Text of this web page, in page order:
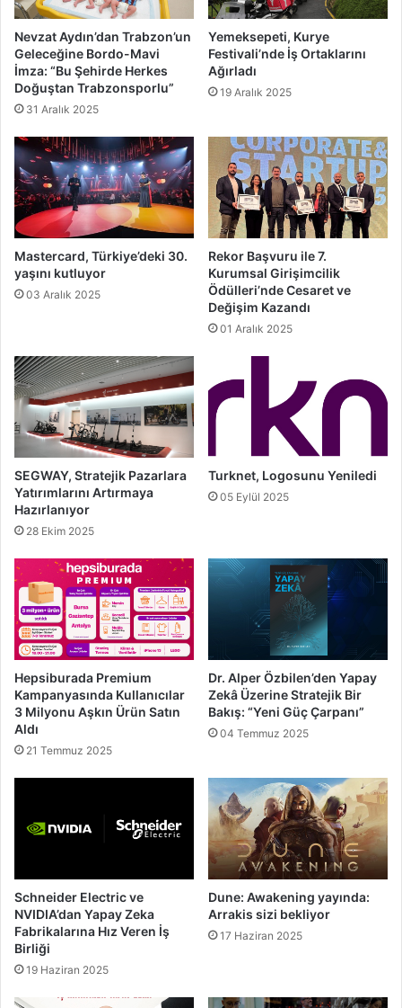
Nevzat Aydın’dan Trabzon’un
Geleceğine Bordo-Mavi
İmza: “Bu Şehirde Herkes
Doğuştan Trabzonsporlu”
31 Aralık 2025
Yemeksepeti, Kurye
Festivali’nde İş Ortaklarını
Ağırladı
19 Aralık 2025
Mastercard, Türkiye’deki 30.
yaşını kutluyor
03 Aralık 2025
Rekor Başvuru ile 7.
Kurumsal Girişimcilik
Ödülleri’nde Cesaret ve
Değişim Kazandı
01 Aralık 2025
SEGWAY, Stratejik Pazarlara
Yatırımlarını Artırmaya
Hazırlanıyor
28 Ekim 2025
Turknet, Logosunu Yeniledi
05 Eylül 2025
Hepsiburada Premium
Kampanyasında Kullanıcılar
3 Milyonu Aşkın Ürün Satın
Aldı
21 Temmuz 2025
Dr. Alper Özbilen’den Yapay
Zekâ Üzerine Stratejik Bir
Bakış: “Yeni Güç Çarpanı”
04 Temmuz 2025
Schneider Electric ve
NVIDIA’dan Yapay Zeka
Fabrikalarına Hız Veren İş
Birliği
19 Haziran 2025
Dune: Awakening yayında:
Arrakis sizi bekliyor
17 Haziran 2025